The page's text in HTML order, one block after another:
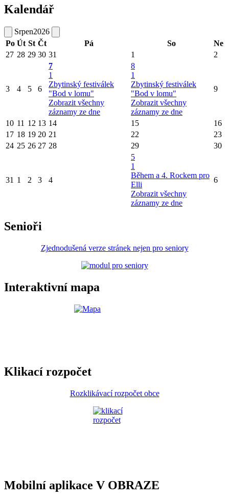
Kalendář
Srpen2026
Po Út St Čt Pá So
Ne
27 28 29 30 31 1 2
3 4 5 6
7
1
Zbytinský festiválek
"Bod v lomu"
Zobrazit všechny
záznamy ze dne
8
1
Zbytinský festiválek
"Bod v lomu"
Zobrazit všechny
záznamy ze dne
9
10 11 12 13 14 15
16
17 18 19 20 21 22
23
24 25 26 27 28 29 30
31 1 2 3 4
5
1
Během a 4. Rockem pro
Elli
Zobrazit všechny
záznamy ze dne
6
Senioři
Zjednodušená verze stránek nejen pro seniory
Interaktivní mapa
Klikací rozpočet
Rozklikávací rozpočet obce
Mobilní aplikace V OBRAZE